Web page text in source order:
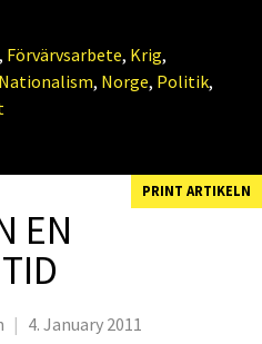
, Förvärvsarbete, Krig,
Nationalism, Norge, Politik,
PRINT ARTIKELN
EN
| 4. January 2011